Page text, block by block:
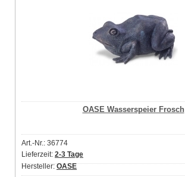
OASE Wasserspeier Frosch
Art.-Nr.: 36774
Lieferzeit: 2-3 Tage
Hersteller:OASE